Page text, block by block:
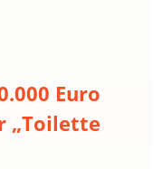
Euro
„Toilette